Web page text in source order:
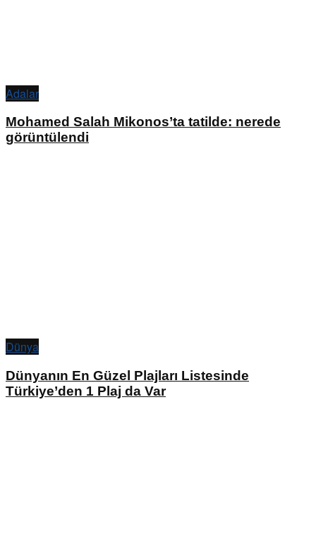
Adalar
Mohamed Salah Mikonos’ta tatilde: nerede
görüntülendi
Dünya
Dünyanın En Güzel Plajları Listesinde
Türkiye’den 1 Plaj da Var